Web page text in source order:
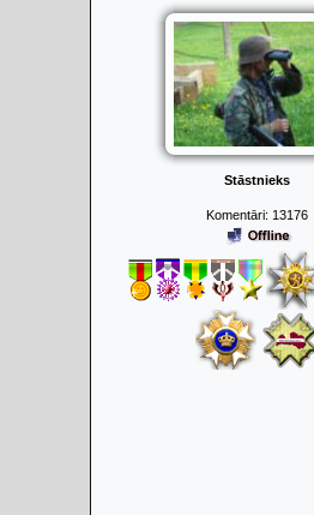
Stāstnieks
Komentāri: 13176